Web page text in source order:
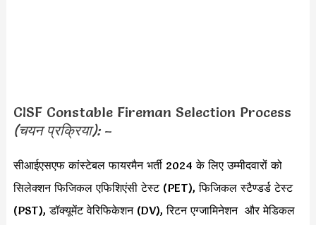
CISF Constable Fireman Selection Process
(चयन प्रक्रिया): –
सीआईएसएफ कांस्टेबल फायरमैन भर्ती 2024 के लिए उम्मीदवारों को
सिलेक्शन फिजिकल एफिशिएंसी टेस्ट (PET), फिजिकल स्टैण्डर्ड टेस्ट
(PST), डॉक्यूमेंट वेरिफिकेशन (DV), रिटन एग्जामिनेशन और मेडिकल